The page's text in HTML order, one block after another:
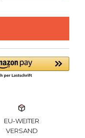
EU-WEITER
VERSAND